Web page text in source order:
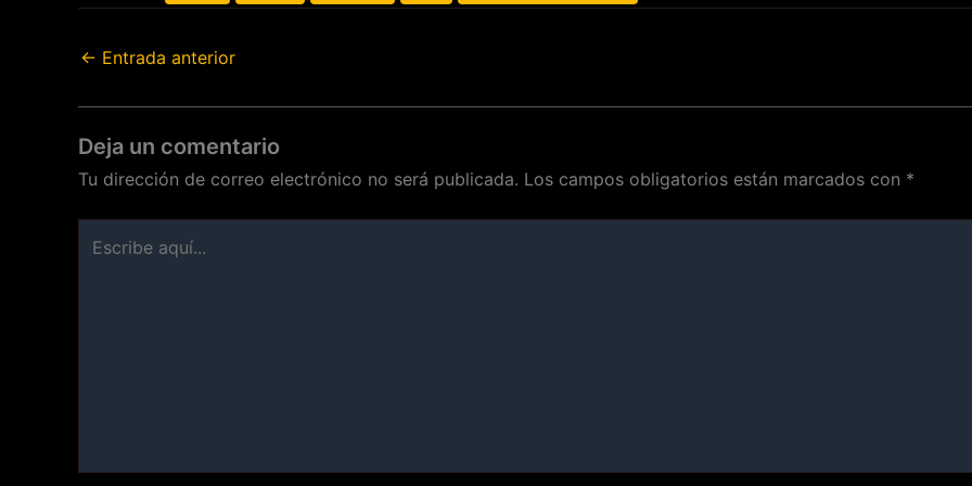
← Entrada anterior
Deja un comentario
Tu dirección de correo electrónico no será publicada. Los campos obligatorios están marcados con *
aquí...